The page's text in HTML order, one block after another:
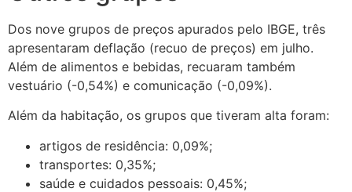
Dos nove grupos de preços apurados pelo IBGE, três
apresentaram deflação (recuo de preços) em julho.
Além de alimentos e bebidas, recuaram também
vestuário (-0,54%) e comunicação (-0,09%).
Além da habitação, os grupos que tiveram alta foram:
artigos de residência: 0,09%;
transportes: 0,35%;
saúde e cuidados pessoais: 0,45%;